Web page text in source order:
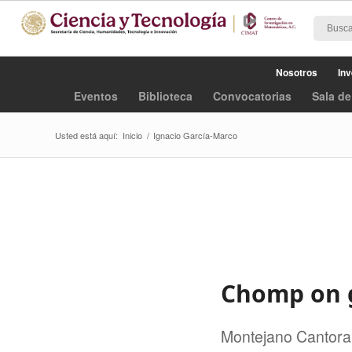
Nosotros
Eventos Biblioteca Convocatorias Sala
Usted está aquí: Inicio / Ignacio García-Marco
Chomp on
Montejano